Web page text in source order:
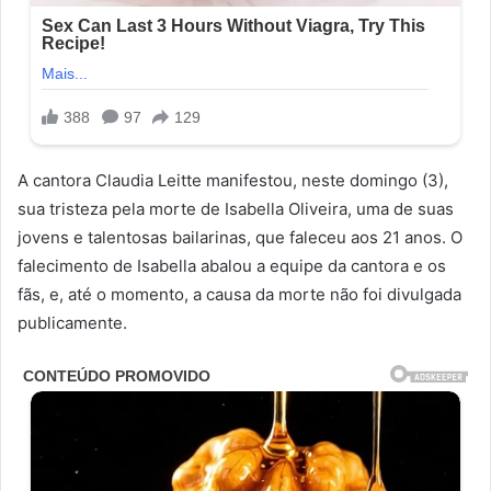
A cantora Claudia Leitte manifestou, neste domingo (3),
sua tristeza pela morte de Isabella Oliveira, uma de suas
jovens e talentosas bailarinas, que faleceu aos 21 anos. O
falecimento de Isabella abalou a equipe da cantora e os
fãs, e, até o momento, a causa da morte não foi divulgada
publicamente.